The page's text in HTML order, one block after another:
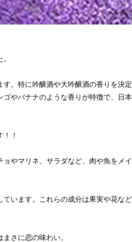
。特に吟醸酒や大吟醸酒の香りを決
やバナナのような香りが特徴で、日
！
やマリネ、サラダなど、肉や魚をメ
います。これらの成分は果実や花な
さに恋の味わい。